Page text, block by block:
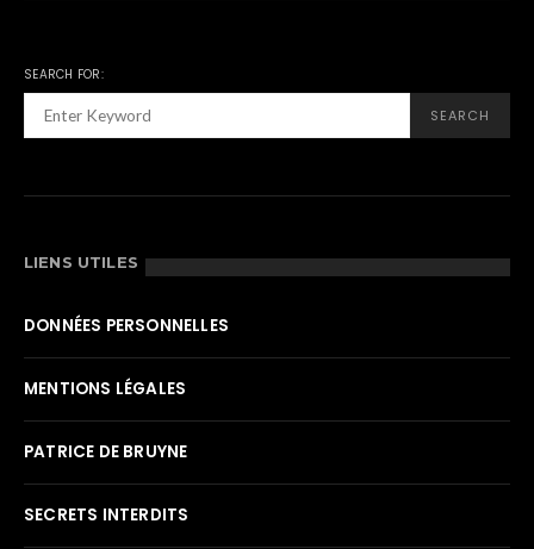
SEARCH FOR:
SEARCH
LIENS UTILES
DONNÉES PERSONNELLES
MENTIONS LÉGALES
PATRICE DE BRUYNE
SECRETS INTERDITS